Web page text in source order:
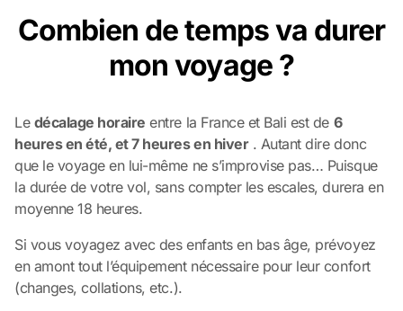
Combien de temps va durer
mon voyage ?
Le décalage horaire entre la France et Bali est de 6
heures en été, et 7 heures en hiver. Autant dire donc
que le voyage en lui-même ne s’improvise pas… Puisque
la durée de votre vol, sans compter les escales, durera en
moyenne 18 heures.
Si vous voyagez avec des enfants en bas âge, prévoyez
en amont tout l’équipement nécessaire pour leur confort
(changes, collations, etc.).